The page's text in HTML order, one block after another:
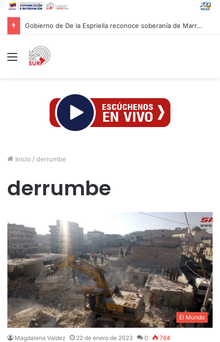
Gobierno de De la Espriella reconoce soberanía de Marruecos sobre Sáhara Occidental
Menú
Inicio / derrumbe
derrumbe
El Mundo
Magdalena Valdez 22 de enero de 2023 0 764